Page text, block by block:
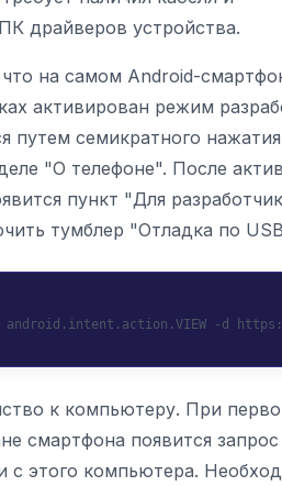
драйверов устройства.
на самом Android-
активирован режим
путем семикратного
"О телефоне". После
пункт "Для
тумблер "Отладка по
-d
к компьютеру. При
смартфона появится
с этого компьютера.